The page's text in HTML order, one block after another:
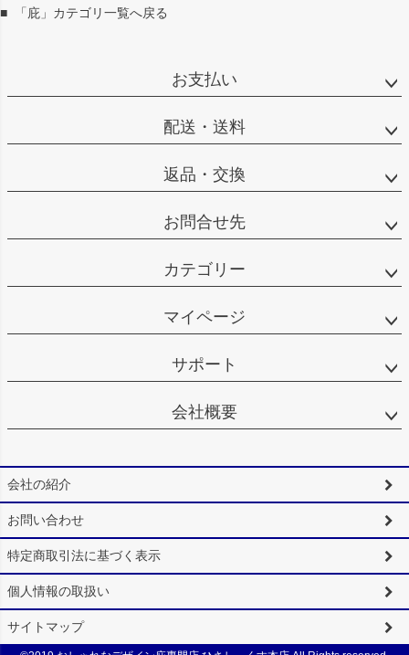
■ 「庇」カテゴリ一覧へ戻る
お支払い
配送・送料
返品・交換
お問合せ先
カテゴリー
マイページ
サポート
会社概要
会社の紹介
お問い合わせ
特定商取引法に基づく表示
個人情報の取扱い
サイトマップ